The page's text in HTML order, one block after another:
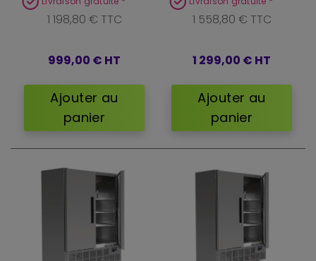
1 198,80 € TTC
999,00 € HT
Ajouter au
panier
1 558,80 € TTC
1 299,00 € HT
Ajouter au
panier